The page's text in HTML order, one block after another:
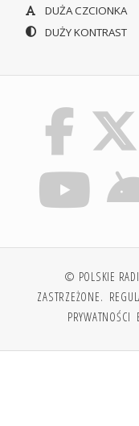
DUŻA CZCIONKA
DUŻY KONTRAST
© POLSKIE
ZASTRZEŻONE.
PRYWATNOŚCI